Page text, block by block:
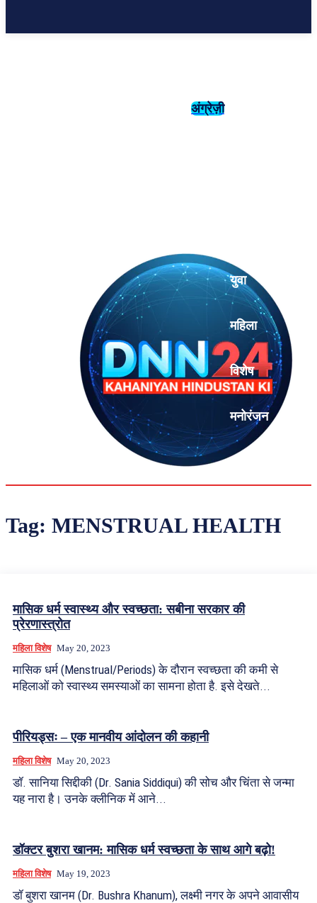
अंग्रेज़ी
युवा
महिला
विशेष
मनोरंजन
Tag: MENSTRUAL HEALTH
मासिक धर्म स्वास्थ्य और स्वच्छता: सबीना सरकार की
प्रेरणास्त्रोत
महिला विशेष May 20, 2023
मासिक धर्म (Menstrual/Periods) के दौरान स्वच्छता की कमी से
महिलाओं को स्वास्थ्य समस्याओं का सामना होता है. इसे देखते...
पीरियड्सः – एक मानवीय आंदोलन की कहानी
महिला विशेष May 20, 2023
डॉ. सानिया सिद्दीकी (Dr. Sania Siddiqui) की सोच और चिंता से जन्मा
यह नारा है। उनके क्लीनिक में आने...
डॉक्टर बुशरा खानम: मासिक धर्म स्वच्छता के साथ आगे बढ़ो!
महिला विशेष May 19, 2023
डॉ बुशरा खानम (Dr. Bushra Khanum), लक्ष्मी नगर के अपने आवासीय